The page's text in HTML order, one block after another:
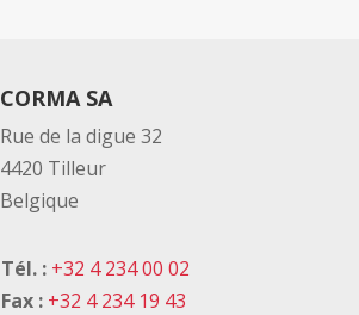
CORMA SA
Rue de la digue 32
4420 Tilleur
Belgique
Tél. : +32 4 234 00 02
Fax : +32 4 234 19 43